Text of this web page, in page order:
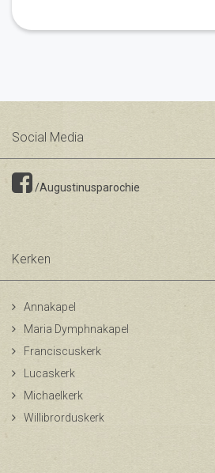
Social Media
/Augustinusparochie
Kerken
Annakapel
Maria Dymphnakapel
Franciscuskerk
Lucaskerk
Michaelkerk
Willibrorduskerk